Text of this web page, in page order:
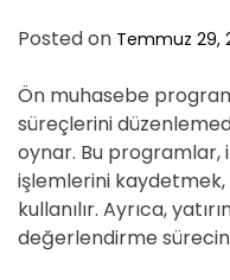
Posted on Temmuz 29,
Ön muhasebe
süreçlerini
oynar. Bu programlar,
işlemlerini
kullanılır. Ayrıca,
değerlendirme